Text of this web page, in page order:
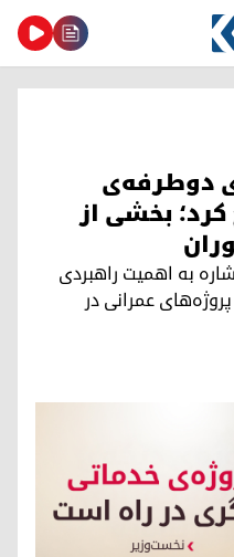
دوطرفه‌ی
کرد؛ بخشی از
به اهمیت راهبردی
عمرانی در